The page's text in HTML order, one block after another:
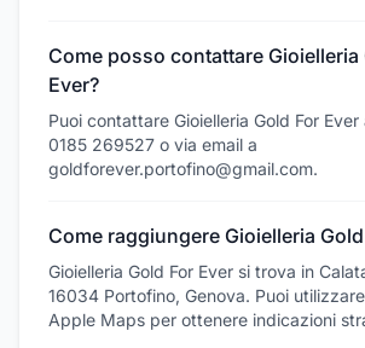
Come posso contattare Gioielleria
Ever?
Puoi contattare Gioielleria Gold For
0185 269527 o via email a
goldforever.portofino@gmail.com.
Come raggiungere Gioielleria
Gioielleria Gold For Ever si trova in
16034 Portofino, Genova. Puoi
Apple Maps per ottenere indicazioni